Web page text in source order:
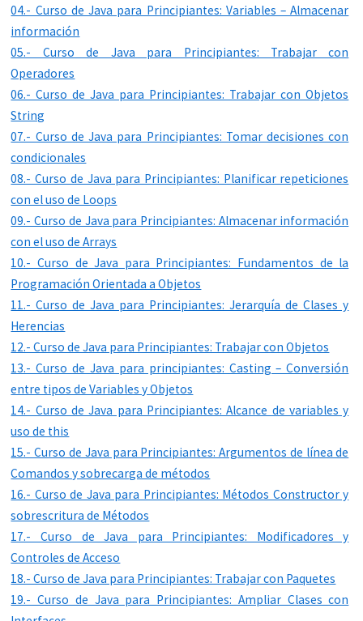
04.- Curso de Java para Principiantes: Variables – Almacenar
información
05.- Curso de Java para Principiantes: Trabajar con
Operadores
06.- Curso de Java para Principiantes: Trabajar con Objetos
String
07.- Curso de Java para Principiantes: Tomar decisiones con
condicionales
08.- Curso de Java para Principiantes: Planificar repeticiones
con el uso de Loops
09.- Curso de Java para Principiantes: Almacenar información
con el uso de Arrays
10.- Curso de Java para Principiantes: Fundamentos de la
Programación Orientada a Objetos
11.- Curso de Java para Principiantes: Jerarquía de Clases y
Herencias
12.- Curso de Java para Principiantes: Trabajar con Objetos
13.- Curso de Java para principiantes: Casting – Conversión
entre tipos de Variables y Objetos
14.- Curso de Java para Principiantes: Alcance de variables y
uso de this
15.- Curso de Java para Principiantes: Argumentos de línea de
Comandos y sobrecarga de métodos
16.- Curso de Java para Principiantes: Métodos Constructor y
sobrescritura de Métodos
17.- Curso de Java para Principiantes: Modificadores y
Controles de Acceso
18.- Curso de Java para Principiantes: Trabajar con Paquetes
19.- Curso de Java para Principiantes: Ampliar Clases con